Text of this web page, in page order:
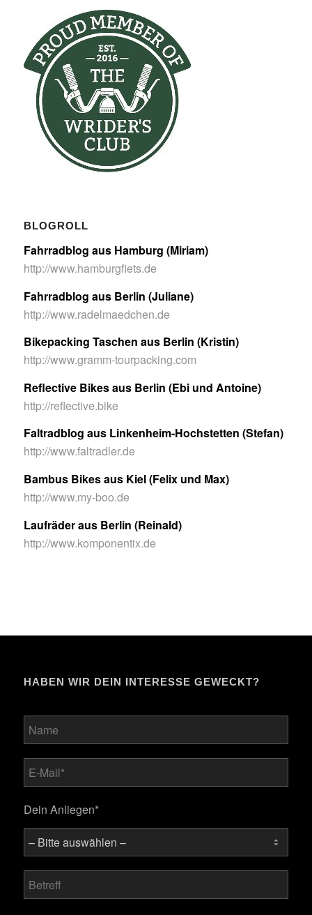
BLOGROLL
Fahrradblog aus Hamburg (Miriam)
http://www.hamburgfiets.de
Fahrradblog aus Berlin (Juliane)
http://www.radelmaedchen.de
Bikepacking Taschen aus Berlin (Kristin)
http://www.gramm-tourpacking.com
Reflective Bikes aus Berlin (Ebi und Antoine)
http://reflective.bike
Faltradblog aus Linkenheim-Hochstetten (Stefan)
http://www.faltradler.de
Bambus Bikes aus Kiel (Felix und Max)
http://www.my-boo.de
Laufräder aus Berlin (Reinald)
http://www.komponentix.de
HABEN WIR DEIN INTERESSE GEWECKT?
Dein Anliegen*